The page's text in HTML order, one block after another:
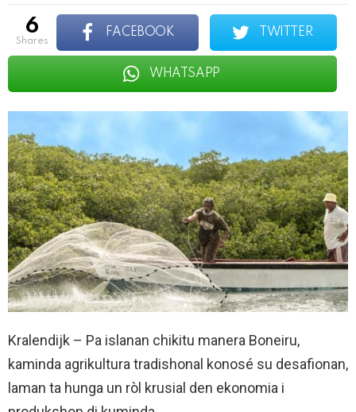
6
shares
FACEBOOK TWITTER
WHATSAPP
Kralendijk – Pa islanan chikitu manera Boneiru,
kaminda agrikultura tradishonal konosé su desafionan,
laman ta hunga un ròl krusial den ekonomia i